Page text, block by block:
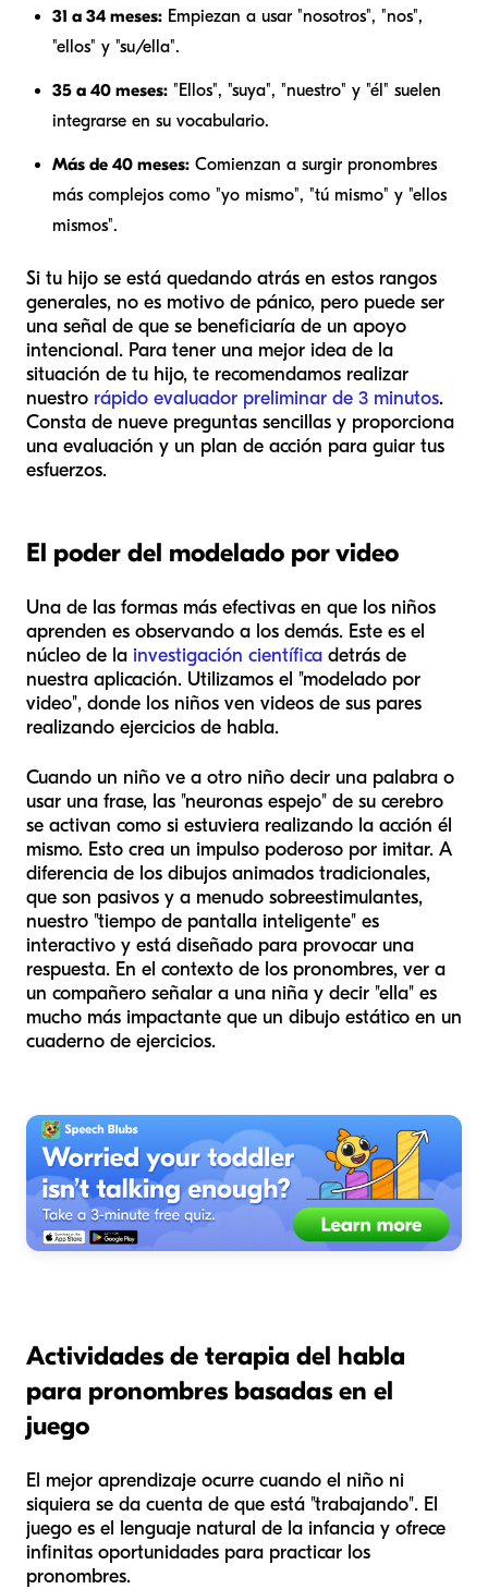
31 a 34 meses: Empiezan a usar "nosotros", "nos",
"ellos" y "su/ella".
35 a 40 meses: "Ellos", "suya", "nuestro" y "él" suelen
integrarse en su vocabulario.
Más de 40 meses: Comienzan a surgir pronombres
más complejos como "yo mismo", "tú mismo" y "ellos
mismos".
Si tu hijo se está quedando atrás en estos rangos
generales, no es motivo de pánico, pero puede ser
una señal de que se beneficiaría de un apoyo
intencional. Para tener una mejor idea de la
situación de tu hijo, te recomendamos realizar
nuestro rápido evaluador preliminar de 3 minutos.
Consta de nueve preguntas sencillas y proporciona
una evaluación y un plan de acción para guiar tus
esfuerzos.
El poder del modelado por video
Una de las formas más efectivas en que los niños
aprenden es observando a los demás. Este es el
núcleo de la investigación científica detrás de
nuestra aplicación. Utilizamos el "modelado por
video", donde los niños ven videos de sus pares
realizando ejercicios de habla.
Cuando un niño ve a otro niño decir una palabra o
usar una frase, las "neuronas espejo" de su cerebro
se activan como si estuviera realizando la acción él
mismo. Esto crea un impulso poderoso por imitar. A
diferencia de los dibujos animados tradicionales,
que son pasivos y a menudo sobreestimulantes,
nuestro "tiempo de pantalla inteligente" es
interactivo y está diseñado para provocar una
respuesta. En el contexto de los pronombres, ver a
un compañero señalar a una niña y decir "ella" es
mucho más impactante que un dibujo estático en un
cuaderno de ejercicios.
Actividades de terapia del habla
para pronombres basadas en el
juego
El mejor aprendizaje ocurre cuando el niño ni
siquiera se da cuenta de que está "trabajando". El
juego es el lenguaje natural de la infancia y ofrece
infinitas oportunidades para practicar los
pronombres.